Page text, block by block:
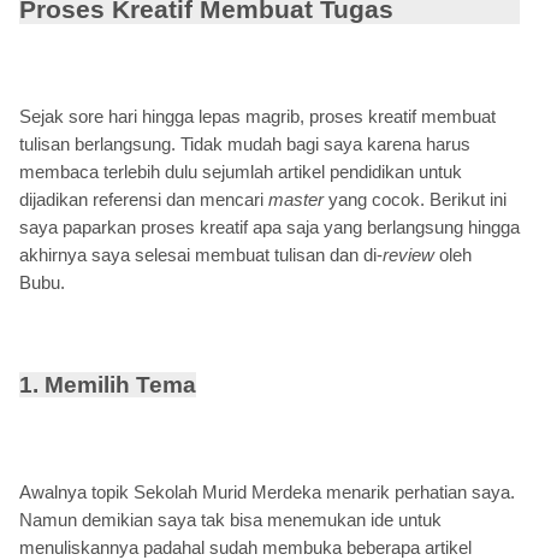
Proses Kreatif Membuat Tugas
Sejak sore hari hingga lepas magrib, proses kreatif membuat
tulisan berlangsung. Tidak mudah bagi saya karena harus
membaca terlebih dulu sejumlah artikel pendidikan untuk
dijadikan referensi dan mencari masteryang cocok. Berikut ini
saya paparkan proses kreatif apa saja yang berlangsung hingga
akhirnya saya selesai membuat tulisan dan di-reviewoleh
Bubu.
1. Memilih Tema
Awalnya topik Sekolah Murid Merdeka menarik perhatian saya.
Namun demikian saya tak bisa menemukan ide untuk
menuliskannya padahal sudah membuka beberapa artikel